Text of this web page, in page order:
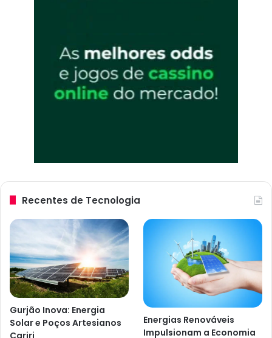
Recentes de Tecnologia
Gurjão Inova: Energia
Solar e Poços Artesianos
Cariri
Energias Renováveis
Impulsionam a Economia